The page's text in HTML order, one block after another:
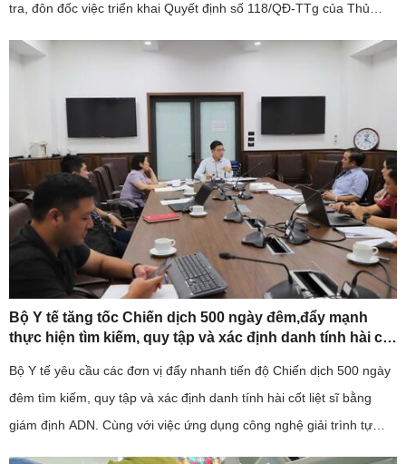
tra, đôn đốc việc triển khai Quyết định số 118/QĐ-TTg của Thủ
Bộ Y tế tăng tốc Chiến dịch 500 ngày đêm,đẩy mạnh
thực hiện tìm kiếm, quy tập và xác định danh tính hài cốt
Bộ Y tế yêu cầu các đơn vị đẩy nhanh tiến độ Chiến dịch 500 ngày
đêm tìm kiếm, quy tập và xác định danh tính hài cốt liệt sĩ bằng
giám định ADN. Cùng với việc ứng dụng công nghệ giải trình tự